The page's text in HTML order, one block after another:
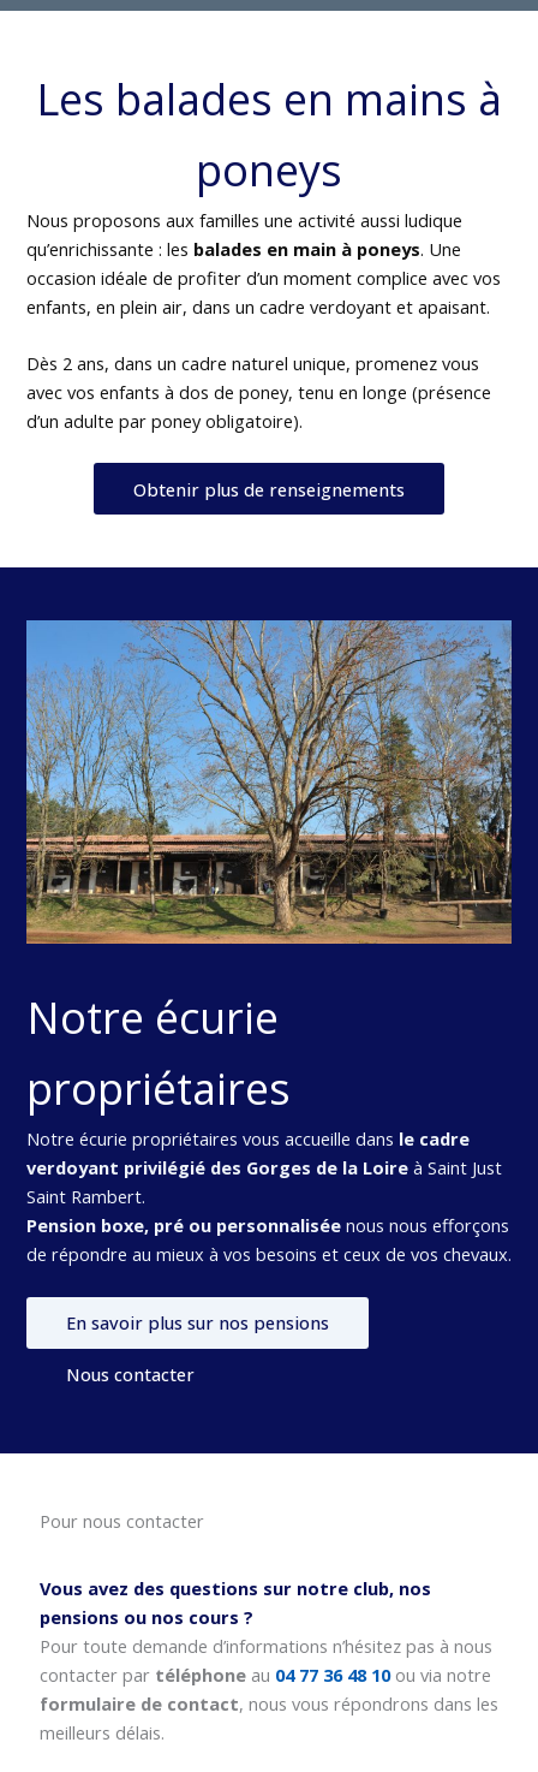
Les balades en mains à
poneys
Nous proposons aux familles une activité aussi ludique
qu’enrichissante : les balades en main à poneys. Une
occasion idéale de profiter d’un moment complice avec vos
enfants, en plein air, dans un cadre verdoyant et apaisant.
Dès 2 ans, dans un cadre naturel unique, promenez vous
avec vos enfants à dos de poney, tenu en longe (présence
d’un adulte par poney obligatoire).
Obtenir plus de renseignements
Notre écurie
propriétaires
Notre écurie propriétaires vous accueille dans le cadre
verdoyant privilégié des Gorges de la Loireà Saint Just
Saint Rambert.
Pension boxe, pré ou personnaliséenous nous efforçons
de répondre au mieux à vos besoins et ceux de vos chevaux.
En savoir plus sur nos pensions
Nous contacter
Pour nous contacter
Vous avez des questions sur notre club, nos
pensions ou nos cours ?
Pour toute demande d’informations n’hésitez pas à nous
contacter par téléphoneau 04 77 36 48 10 ou via notre
formulaire de contact, nous vous répondrons dans les
meilleurs délais.